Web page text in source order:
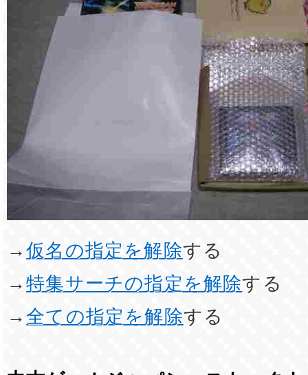
→仮名の指定を解除する
→特集サーチの指定を解除する
→全ての指定を解除する